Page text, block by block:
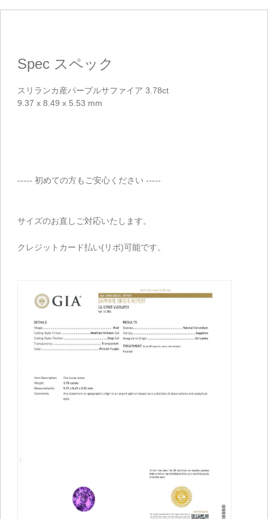
Spec スペック
スリランカ産パープルサファイア 3.78ct
9.37 x 8.49 x 5.53 mm
----- 初めての方もご安心ください -----
サイズのお直しご対応いたします。
クレジットカード払い(リボ)可能です。